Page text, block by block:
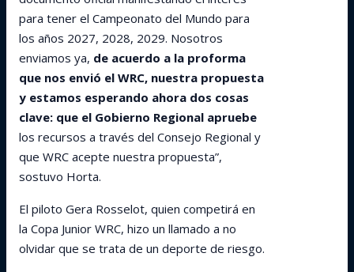
para tener el Campeonato del Mundo para
los años 2027, 2028, 2029. Nosotros
enviamos ya, de acuerdo a la proforma
que nos envió el WRC, nuestra propuesta
y estamos esperando ahora dos cosas
clave: que el Gobierno Regional apruebe
los recursos a través del Consejo Regional y
que WRC acepte nuestra propuesta”,
sostuvo Horta.
El piloto Gera Rosselot, quien competirá en
la Copa Junior WRC, hizo un llamado a no
olvidar que se trata de un deporte de riesgo.